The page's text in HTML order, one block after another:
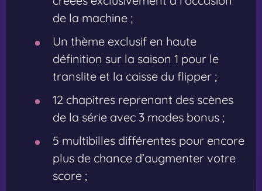
de la machine ;
Un thème exclusif en haute
définition sur la saison 1 pour le
translite et la caisse du flipper ;
12 chapitres reprenant des scènes
de la série avec 3 modes bonus ;
5 multibilles différentes pour encore
plus de chance d’augmenter votre
score ;